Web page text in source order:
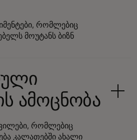
რომლებიც
მოუტანს ბიზნ
ამოცნობა
რომლებიც
კალათებში ახალი